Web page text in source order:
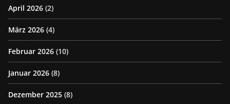
April 2026 (2)
März 2026 (4)
Februar 2026 (10)
Januar 2026 (8)
Dezember 2025 (8)